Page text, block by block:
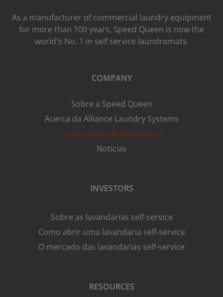
As a manufacturer of commercial laundry equipment
for more than 100 years, Speed ​​Queen is now the
world's No. 1 in self service laundromats.
COMPANY
Sobre a Speed Queen
Acerca da Alliance Laundry Systems
Localizações de lavandarias
Notícias
INVESTORS
Sobre as lavandarias self-service
Como abrir uma lavandaria self-service
O mercado das lavandarias self-service
RESOURCES